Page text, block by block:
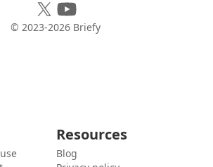
© 2023-2026 Briefy
Resources
Blog